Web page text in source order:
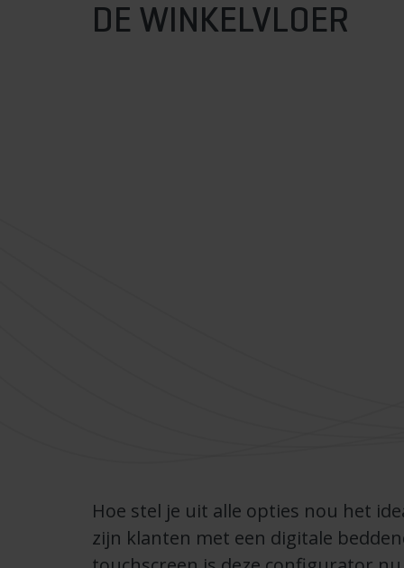
DE WINKELVLOER
Hoe stel je uit alle opties nou het
zijn klanten met een digitale